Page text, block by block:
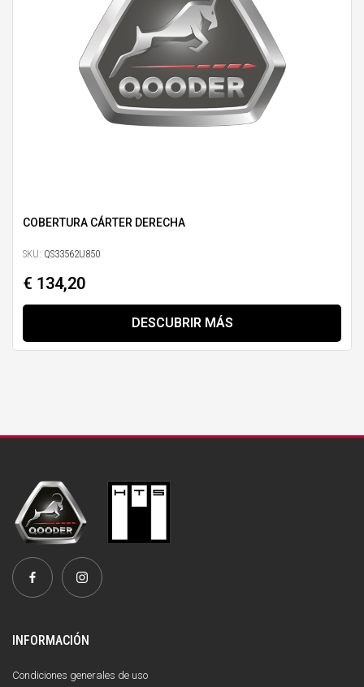
COBERTURA CÁRTER DERECHA
SKU: QS33562U850
€ 134,20
DESCUBRIR MÁS
INFORMACIÓN
Condiciones generales de uso